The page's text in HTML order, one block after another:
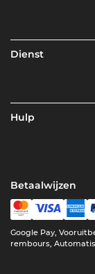
Dienst
Hulp
Betaalwijzen
Google Pay,
rembours,